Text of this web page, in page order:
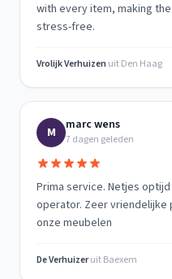
with every item, making
stress-free.
Vrolijk Verhuizen uitDen Haag
M marc wens
7 dagen geleden
Prima service. Netjes
operator. Zeer
onze meubelen
De VerhuizeruitBaexem